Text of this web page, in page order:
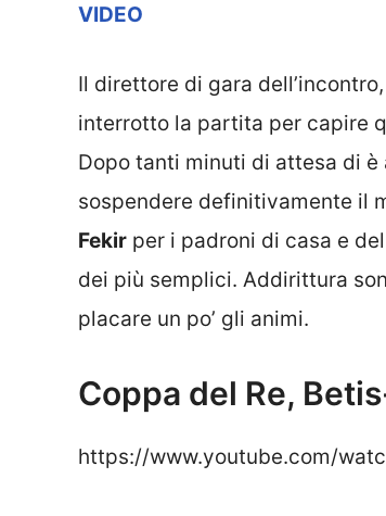
VIDEO
Il direttore di gara
interrotto la partita per capire
Dopo tanti minuti di attesa di
sospendere definitivamente il
Fekir per i padroni di casa e del
dei più semplici. Addirittura
placare un po’ gli animi.
Coppa del Re,
https://www.youtube.com/